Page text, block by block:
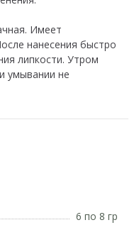
Имеет
нанесения быстро
липкости. Утром
умывании не
6 по 8 гр